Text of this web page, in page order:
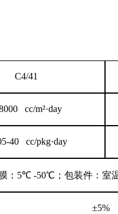
C4/41
cc/m²·day
40 cc/pkg·day
： 5℃-50℃；包装件：室
±5%